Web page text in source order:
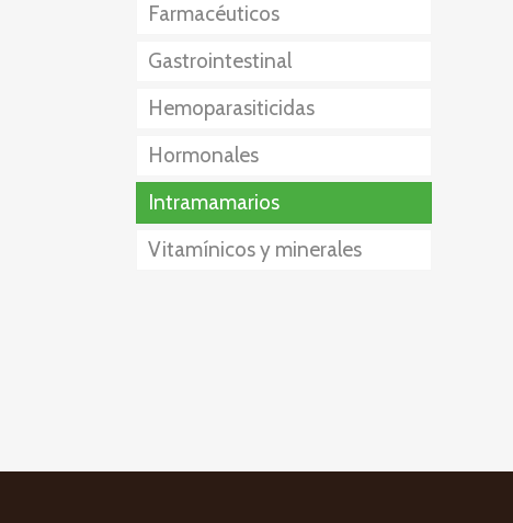
Farmacéuticos
Anestésico Sedante
Gastrointestinal
Hemoparasiticidas
Hormonales
Intramamarios
Vitamínicos y minerales